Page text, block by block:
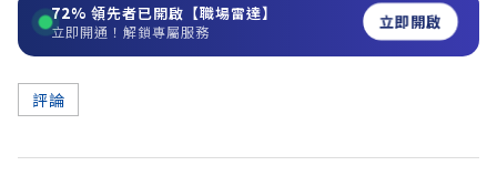
72% 領先者已開啟【職場雷達】
立即開通！解鎖專屬服務 立即開啟
評論